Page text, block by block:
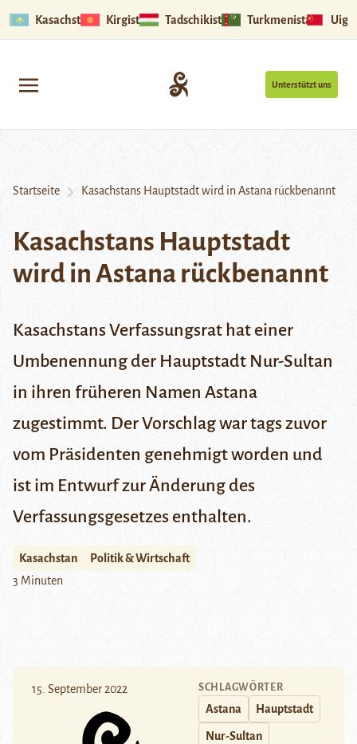
Kasachstan Kirgistan Tadschikistan Turkmenistan
Unterstützt uns
Startseite Kasachstans Hauptstadt wird in Astana rückbenannt
Kasachstans Hauptstadt
wird in Astana rückbenannt
Kasachstans Verfassungsrat hat einer
Umbenennung der Hauptstadt Nur-Sultan
in ihren früheren Namen Astana
zugestimmt. Der Vorschlag war tags zuvor
vom Präsidenten genehmigt worden und
ist im Entwurf zur Änderung des
Verfassungsgesetzes enthalten.
Kasachstan
Politik & Wirtschaft
3 Minuten
15. September 2022 SCHLAGWÖRTER
Astana Hauptstadt
Nur-Sultan